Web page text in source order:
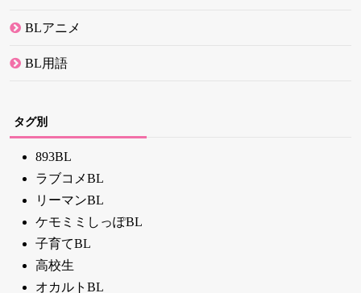
BLアニメ
BL用語
タグ別
893BL
ラブコメBL
リーマンBL
ケモミミしっぽBL
子育てBL
高校生
オカルトBL